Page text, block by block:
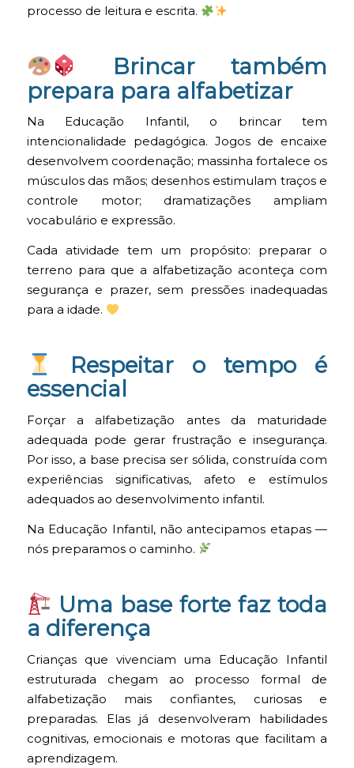
processo de leitura e escrita.
Brincar também
prepara para alfabetizar
Na Educação Infantil, o brincar tem
intencionalidade pedagógica. Jogos de encaixe
desenvolvem coordenação; massinha fortalece os
músculos das mãos; desenhos estimulam traços e
controle motor; dramatizações ampliam
vocabulário e expressão.
Cada atividade tem um propósito: preparar o
terreno para que a alfabetização aconteça com
segurança e prazer, sem pressões inadequadas
para a idade.
Respeitar o tempo é
essencial
Forçar a alfabetização antes da maturidade
adequada pode gerar frustração e insegurança.
Por isso, a base precisa ser sólida, construída com
experiências significativas, afeto e estímulos
adequados ao desenvolvimento infantil.
Na Educação Infantil, não antecipamos etapas —
nós preparamos o caminho.
Uma base forte faz toda
a diferença
Crianças que vivenciam uma Educação Infantil
estruturada chegam ao processo formal de
alfabetização mais confiantes, curiosas e
preparadas. Elas já desenvolveram habilidades
cognitivas, emocionais e motoras que facilitam a
aprendizagem.